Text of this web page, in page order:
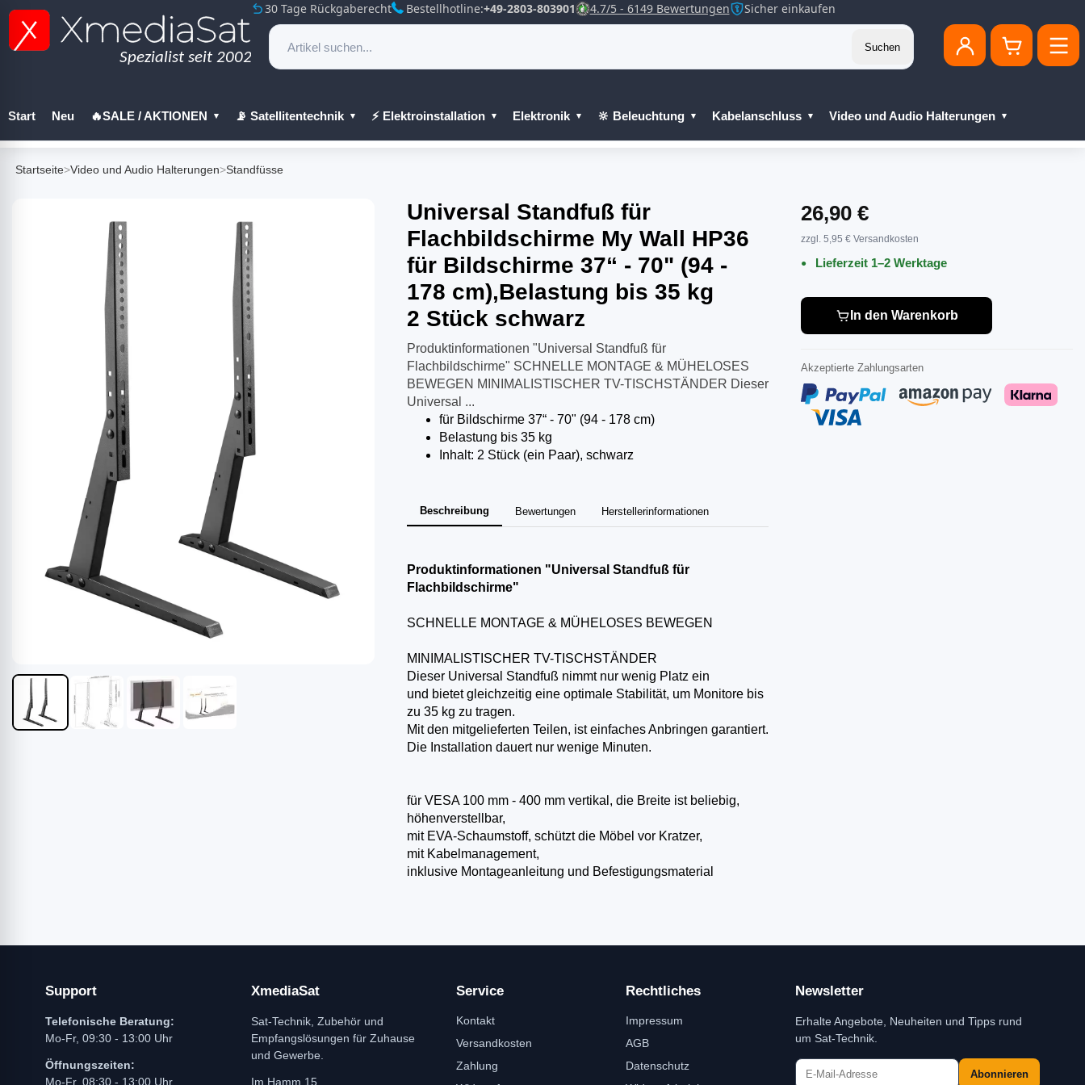
30 Tage Rückgaberecht Bestellhotline:+49-2803-803901 4.7/5 - 6149 Bewertungen Sicher einkaufen
Suchen
Start Neu 🔥SALE / AKTIONEN 📡 Satellitentechnik ⚡ Elektroinstallation Elektronik 🔆 Beleuchtung Kabelanschluss Video und Audio Halterungen
🔧 Werkzeug
Startseite>Video und Audio Halterungen>Standfüsse
Universal Standfuß für
Flachbildschirme My Wall HP36
für Bildschirme 37“ - 70" (94 -
178 cm),Belastung bis 35 kg
2 Stück schwarz
Produktinformationen "Universal Standfuß für
Flachbildschirme" SCHNELLE MONTAGE & MÜHELOSES
BEWEGEN MINIMALISTISCHER TV-TISCHSTÄNDER Dieser
Universal ...
für Bildschirme 37“ - 70" (94 - 178 cm)
Belastung bis 35 kg
Inhalt: 2 Stück (ein Paar), schwarz
Beschreibung Bewertungen Herstellerinformationen
Produktinformationen "Universal Standfuß für
Flachbildschirme"
SCHNELLE MONTAGE & MÜHELOSES BEWEGEN
MINIMALISTISCHER TV-TISCHSTÄNDER
Dieser Universal Standfuß nimmt nur wenig Platz ein
und bietet gleichzeitig eine optimale Stabilität, um Monitore bis
zu 35 kg zu tragen.
Mit den mitgelieferten Teilen, ist einfaches Anbringen garantiert.
Die Installation dauert nur wenige Minuten.
für VESA 100 mm - 400 mm vertikal, die Breite ist beliebig,
höhenverstellbar,
mit EVA-Schaumstoff, schützt die Möbel vor Kratzer,
mit Kabelmanagement,
inklusive Montageanleitung und Befestigungsmaterial
26,90 €
zzgl. 5,95 € Versandkosten
Lieferzeit 1–2 Werktage
In den Warenkorb
Akzeptierte Zahlungsarten
Support
Telefonische Beratung:
Mo-Fr, 09:30 - 13:00 Uhr
Öffnungszeiten:
Mo-Fr, 08:30 - 13:00 Uhr
XmediaSat
Sat-Technik, Zubehör und
Empfangslösungen für Zuhause
und Gewerbe.
Im Hamm 15
Service
Kontakt
Versandkosten
Zahlung
Rechtliches
Impressum
AGB
Datenschutz
Newsletter
Erhalte Angebote, Neuheiten und Tipps rund
um Sat-Technik.
Abonnieren